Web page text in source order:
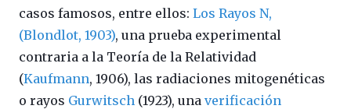
casos famosos, entre ellos: Los Rayos N,
(Blondlot, 1903), una prueba experimental
contraria a la Teoría de la Relatividad
(Kaufmann, 1906), las radiaciones mitogenéticas
o rayos Gurwitsch (1923), una verificación